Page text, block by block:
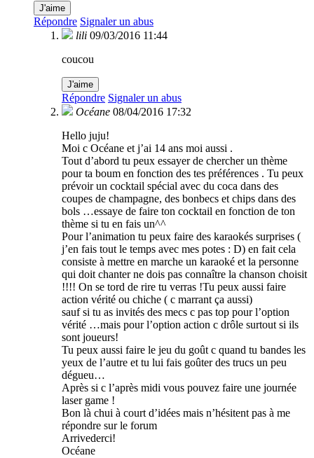
J'aime
Répondre Signaler un abus
lili 09/03/2016 11:44
coucou
J'aime
Répondre Signaler un abus
Océane 08/04/2016 17:32
Hello juju!
Moi c Océane et j’ai 14 ans moi aussi .
Tout d’abord tu peux essayer de chercher un thème
pour ta boum en fonction des tes préférences . Tu peux
prévoir un cocktail spécial avec du coca dans des
coupes de champagne, des bonbecs et chips dans des
bols …essaye de faire ton cocktail en fonction de ton
thème si tu en fais un^^
Pour l’animation tu peux faire des karaokés surprises (
j’en fais tout le temps avec mes potes : D) en fait cela
consiste à mettre en marche un karaoké et la personne
qui doit chanter ne dois pas connaître la chanson choisit
!!!! On se tord de rire tu verras !Tu peux aussi faire
action vérité ou chiche ( c marrant ça aussi)
sauf si tu as invités des mecs c pas top pour l’option
vérité …mais pour l’option action c drôle surtout si ils
sont joueurs!
Tu peux aussi faire le jeu du goût c quand tu bandes les
yeux de l’autre et tu lui fais goûter des trucs un peu
dégueu…
Après si c l’après midi vous pouvez faire une journée
laser game !
Bon là chui à court d’idées mais n’hésitent pas à me
répondre sur le forum
Arrivederci!
Océane